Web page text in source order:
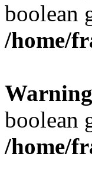
boolean
/home/
Warning
boolean
/home/